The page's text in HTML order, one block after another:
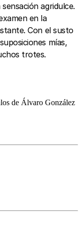
agridulce.
en la
Con el susto
mías,
trotes.
de Álvaro González